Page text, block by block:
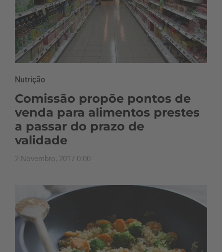
Nutrição
Comissão propõe pontos de
venda para alimentos prestes
a passar do prazo de
validade
2 Novembro, 2017 0:00